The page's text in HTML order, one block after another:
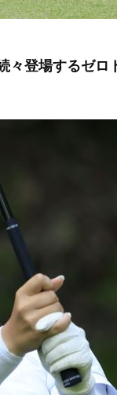
々登場するゼ